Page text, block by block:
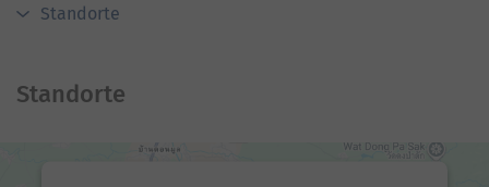
Standorte
Standorte